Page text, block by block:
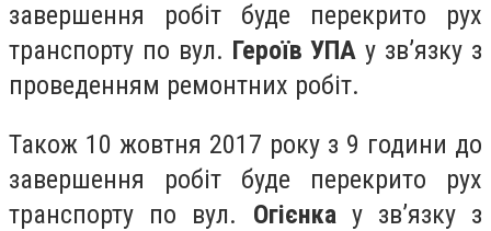
завершення робіт буде перекрито рух
транспорту по вул. Героїв УПА у зв’язку з
проведенням ремонтних робіт.
Також 10 жовтня 2017 року з 9 години до
завершення робіт буде перекрито рух
транспорту по вул. Огієнкау зв’язку з